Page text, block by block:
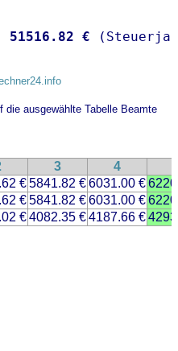
51516.82 €
die ausgewählte Tabelle Beamte
3 4
€5841.82 €6031.00 €
€5841.82 €6031.00 €
€4082.35 €4187.66 €